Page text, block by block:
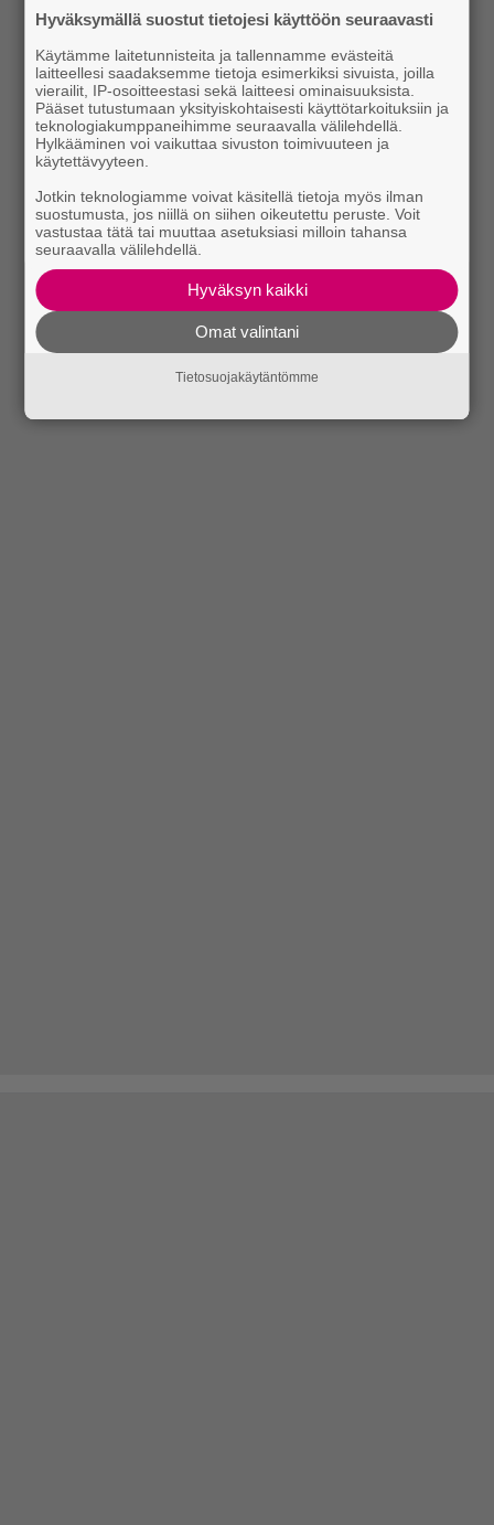
Hyväksymällä suostut tietojesi käyttöön seuraavasti
Käytämme laitetunnisteita ja tallennamme evästeitä
laitteellesi saadaksemme tietoja esimerkiksi sivuista, joilla
vierailit, IP-osoitteestasi sekä laitteesi ominaisuuksista.
Pääset tutustumaan yksityiskohtaisesti käyttötarkoituksiin ja
teknologiakumppaneihimme seuraavalla välilehdellä.
Hylkääminen voi vaikuttaa sivuston toimivuuteen ja
käytettävyyteen.
Jotkin teknologiamme voivat käsitellä tietoja myös ilman
suostumusta, jos niillä on siihen oikeutettu peruste. Voit
vastustaa tätä tai muuttaa asetuksiasi milloin tahansa
seuraavalla välilehdellä.
Hyväksyn kaikki
Omat valintani
Tietosuojakäytäntömme